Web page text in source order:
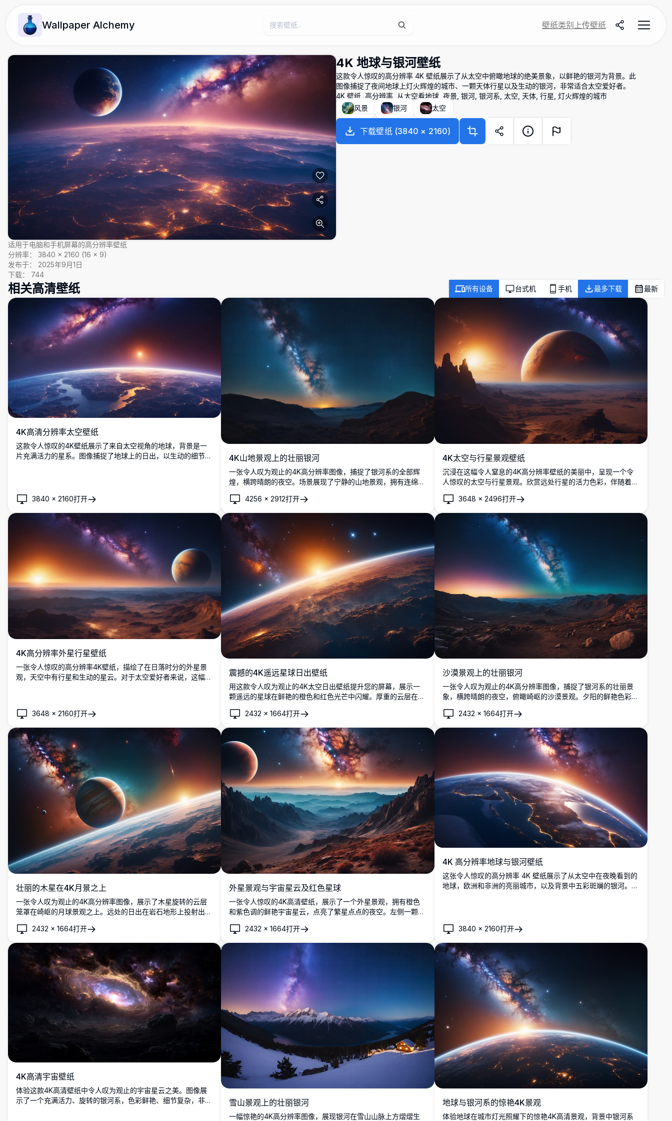
Wallpaper Alchemy 壁纸类别 上传壁纸
适用于电脑和手机屏幕的高分辨率壁纸
分辨率：
3840 × 2160 (16 × 9)
发布于：
2025年9月1日
下载：
744
4K 地球与银河壁纸
这款令人惊叹的高分辨率 4K 壁纸展示了从太空中俯瞰地球的绝美景象，以鲜艳的银河为背景。此
图像捕捉了夜间地球上灯火辉煌的城市、一颗天体行星以及生动的银河，非常适合太空爱好者。
4K 壁纸, 高分辨率, 从太空看地球, 夜景, 银河, 银河系, 太空, 天体, 行星, 灯火辉煌的城市
风景
银河 太空
下载壁纸(3840 × 2160)
相关高清壁纸 所有设备 台式机 手机 最多下载 最新
4K高清分辨率太空壁纸
这款令人惊叹的4K壁纸展示了来自太空视角的地球，背景是一
片充满活力的星系。图像捕捉了地球上的日出，以生动的细节突
3840 × 2160打开
4K山地景观上的壮丽银河
一张令人叹为观止的4K高分辨率图像，捕捉了银河系的全部辉
煌，横跨晴朗的夜空。场景展现了宁静的山地景观，拥有连绵起
爱好者和寻求灵感的摄影师。这张超详细的图像展示了宇宙的美
丽和未受触及自然的宁静，非常适合用作壁纸、印刷品或数字艺
术收藏。
4256 ×2912打开
4K太空与行星景观壁纸
沉浸在这幅令人窒息的4K高分辨率壁纸的美丽中，呈现一个令
人惊叹的太空与行星景观。欣赏远处行星的活力色彩，伴随着发
用作桌面或移动设备的背景。
3648 × 2496打开
4K高分辨率外星行星壁纸
一张令人惊叹的高分辨率4K壁纸，描绘了在日落时分的外星景
观，天空中有行星和生动的星云。对于太空爱好者来说，这幅图
3648 × 2160打开
震撼的4K遥远星球日出壁纸
用这款令人叹为观止的4K太空日出壁纸提升您的屏幕，展示一
颗遥远的星球在鲜艳的橙色和红色光芒中闪耀。厚重的云层在初
住。非常适合太空爱好者，这款超详细的壁纸为您的桌面或移动
设备带来宇宙之美，是科幻迷寻求星际背景的理想选择。
2432 ×1664打开
沙漠景观上的壮丽银河
一张令人叹为观止的4K高分辨率图像，捕捉了银河系的壮丽景
象，横跨晴朗的夜空，俯瞰崎岖的沙漠景观。夕阳的鲜艳色彩融
自然爱好者和寻求壮观天景的摄影师。
2432 × 1664打开
壮丽的木星在4K月景之上
一张令人叹为观止的4K高分辨率图像，展示了木星旋转的云层
笼罩在崎岖的月球景观之上。远处的日出在岩石地形上投射出温
景。这幅超详细的科幻艺术作品以生动的清晰度捕捉了宇宙的奇
观，非常适合空间爱好者、壁纸或太空主题项目。在这个迷人的
场景中体验宇宙之美。
2432 × 1664打开
外星景观与宇宙星云及红色星球
一张令人惊叹的4K高清壁纸，展示了一个外星景观，拥有橙色
和紫色调的鲜艳宇宙星云，点亮了繁星点点的夜空。左侧一颗巨
调。非常适合科幻爱好者，这幅令人叹为观止的艺术作品是完美
的桌面或手机壁纸，将遥远世界的神秘感带到您的屏幕上。
2432 ×1664打开
4K 高分辨率地球与银河壁纸
这张令人惊叹的高分辨率 4K 壁纸展示了从太空中在夜晚看到的
地球，欧洲和非洲的亮丽城市，以及背景中五彩斑斓的银河。非
3840 × 2160打开
4K高清宇宙壁纸
体验这款4K高清壁纸中令人叹为观止的宇宙星云之美。图像展
示了一个充满活力、旋转的银河系，色彩鲜艳、细节复杂，非常
雪山景观上的壮丽银河
一幅惊艳的4K高分辨率图像，展现银河在雪山山脉上方熠熠生
地球与银河系的惊艳4K景观
体验地球在城市灯光照耀下的惊艳4K高清景观，背景中银河系